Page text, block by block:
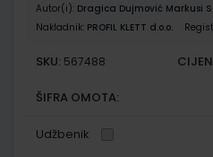
Autor(i): Dragica Dujmović Markusi
Nakladnik: PROFIL KLETT d.o.o.
SKU: 567488
ŠIFRA OMOTA:
Udžbenik